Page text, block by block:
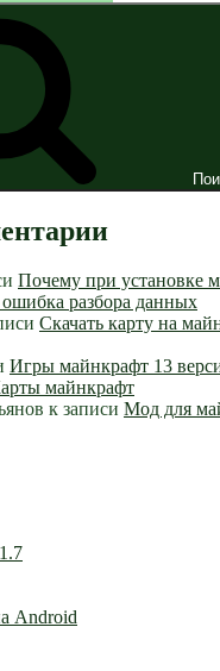
Почему при установке
разбора данных
Скачать карту на
Игры майнкрафт 13
майнкрафт
к записи Мод для
Android